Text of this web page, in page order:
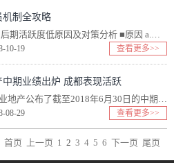
机制全攻略
初期高调推广 后期活跃度低原因及对策分析 ■原因 a.购物中心不具备对商家商品（服务）的直接定价权，这是最根本性的制约因素。 b.购物中心...
10-19 查看更多>>
期业绩出炉 成都表现活跃
日前，部分商业地产公布了截至2018年6月30日的中期业绩报告。 大悦城上半年租金收入12亿 大悦城地产上半年实现营业收入约为人民...
08-29 查看更多>>
首页 上一页 1 2 3 4 5 6 下一页 尾页